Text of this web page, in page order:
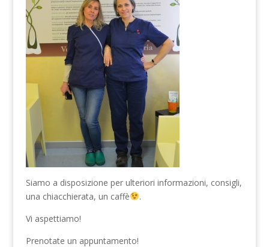
Siamo a disposizione per ulteriori informazioni, consigli,
una chiacchierata, un caffè
.
Vi aspettiamo!
Prenotate un appuntamento!